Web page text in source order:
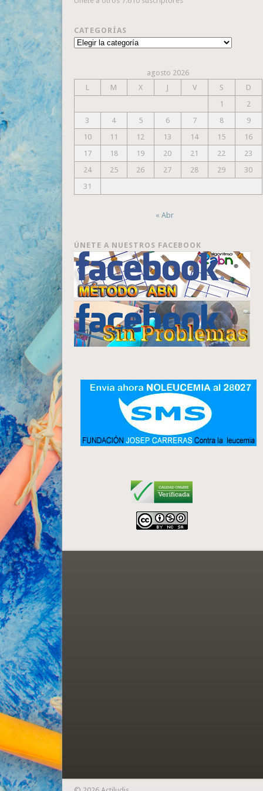
CATEGORÍAS
Categorías
agosto 2026
L
M X J V S
D
1
2
3
4 5 6 7 8
9
10
11 12 13 14 15
16
17
18 19 20 21 22
23
24
25 26 27 28 29
30
31
« Abr
ÚNETE A NUESTROS FACEBOOK